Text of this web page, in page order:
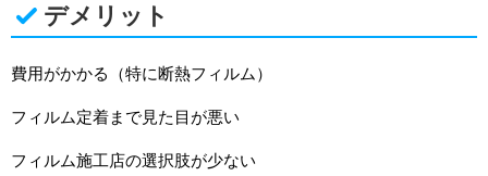
デメリット
費用がかかる（特に断熱フィルム）
フィルム定着まで見た目が悪い
フィルム施工店の選択肢が少ない